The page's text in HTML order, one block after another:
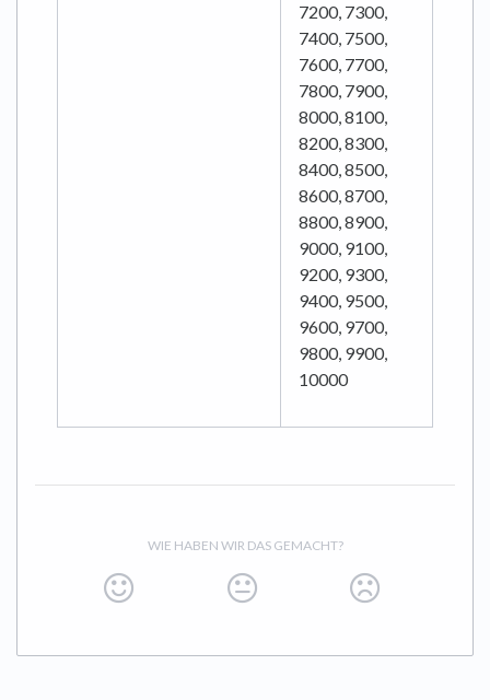
7200, 7300,
7400, 7500,
7600, 7700,
7800, 7900,
8000, 8100,
8200, 8300,
8400, 8500,
8600, 8700,
8800, 8900,
9000, 9100,
9200, 9300,
9400, 9500,
9600, 9700,
9800, 9900,
10000
WIE HABEN WIR DAS GEMACHT?